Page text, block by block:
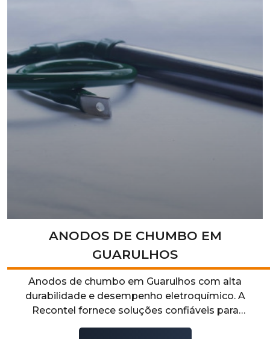
ANODOS DE CHUMBO EM
GUARULHOS
Anodos de chumbo em Guarulhos com alta
durabilidade e desempenho eletroquímico. A
Recontel fornece soluções confiáveis para